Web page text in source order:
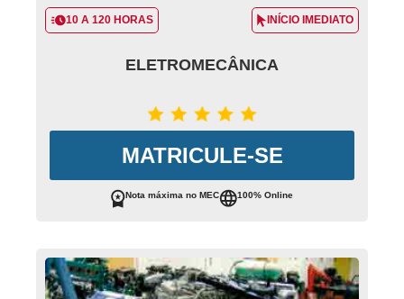
10 A 120 HORAS INÍCIO IMEDIATO
ELETROMECÂNICA
MATRICULE-SE
Nota máxima no MEC 100% Online